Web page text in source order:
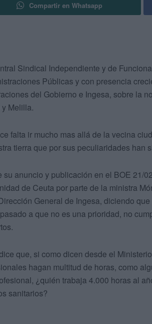
Compartir en Whatsapp
Sindical Independiente y de
Públicas y con presencia
del Gobierno e Ingesa, sobre la
Melilla.
falta ir mucho mas allá de la vecina
tierra que por sus peculiaridades han
su anuncio y publicación en el BOE 21/
de Ceuta por parte de la ministra
General de Ingesa, diciendo
a que no es una prioridad, no
que, si como dicen desde el
hagan multitud de horas, como
¿quién trabaja 4.000 horas al
sanitarios?